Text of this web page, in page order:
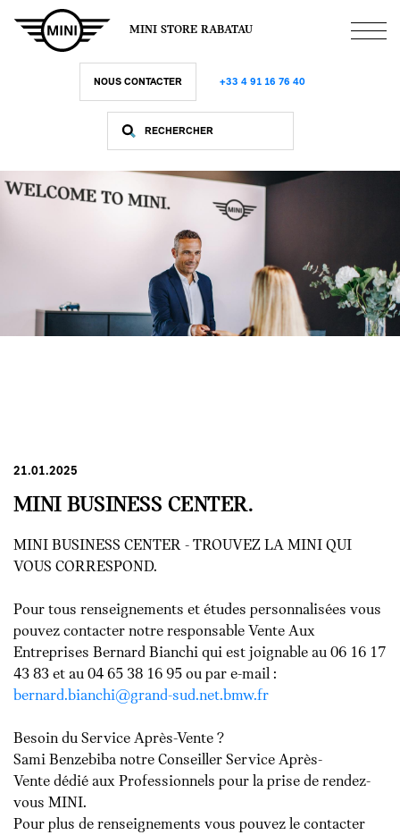
contenu
MINI STORE RABATAU
NOUS CONTACTER +33 4 91 16 76 40
21.01.2025
MINI BUSINESS CENTER.
MINI BUSINESS CENTER - TROUVEZ LA MINI QUI
VOUS CORRESPOND.
Pour tous renseignements et études personnalisées vous
pouvez contacter notre responsable Vente Aux
Entreprises Bernard Bianchi qui est joignable au 06 16 17
43 83 et au 04 65 38 16 95 ou par e-mail :
bernard.bianchi@grand-sud.net.bmw.fr
Besoin du Service Après-Vente ?
Sami Benzebiba notre Conseiller Service Après-
Vente dédié aux Professionnels pour la prise de rendez-
vous MINI.
Pour plus de renseignements vous pouvez le contacter